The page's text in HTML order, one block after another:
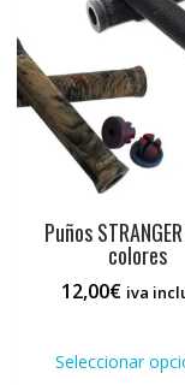
Puños
colores
12,00€ iva
Seleccionar